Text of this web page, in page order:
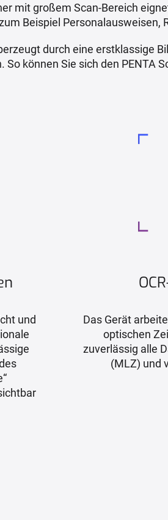
mit großem Scan-Bereich
Beispiel Personalausweisen,
durch eine erstklassige
So können Sie sich den PENTA
und
Das Gerät
optischen
zuverlässig alle
(MLZ) und